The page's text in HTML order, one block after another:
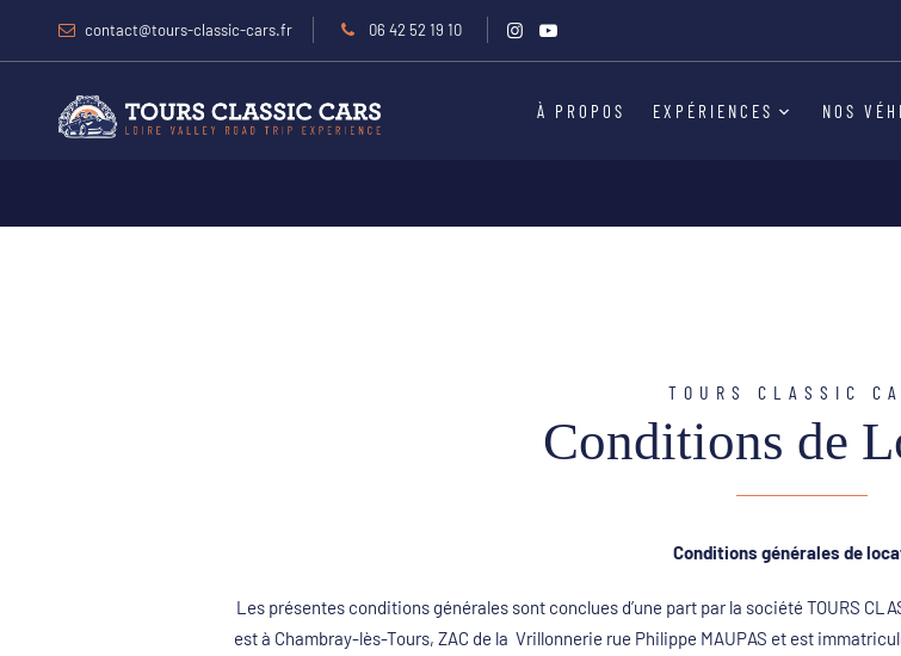
contact@tours-classic-cars.fr 06 42 52 19 10
À PROPOS EXPÉRIENCES NOS
Conditions De
TOURS CLASSIC
Conditions de
Conditions générales de
Les présentes conditions générales sont conclues d’une part par la société TOURS
est à Chambray-lès-Tours, ZAC de la Vrillonnerie rue Philippe MAUPAS et est